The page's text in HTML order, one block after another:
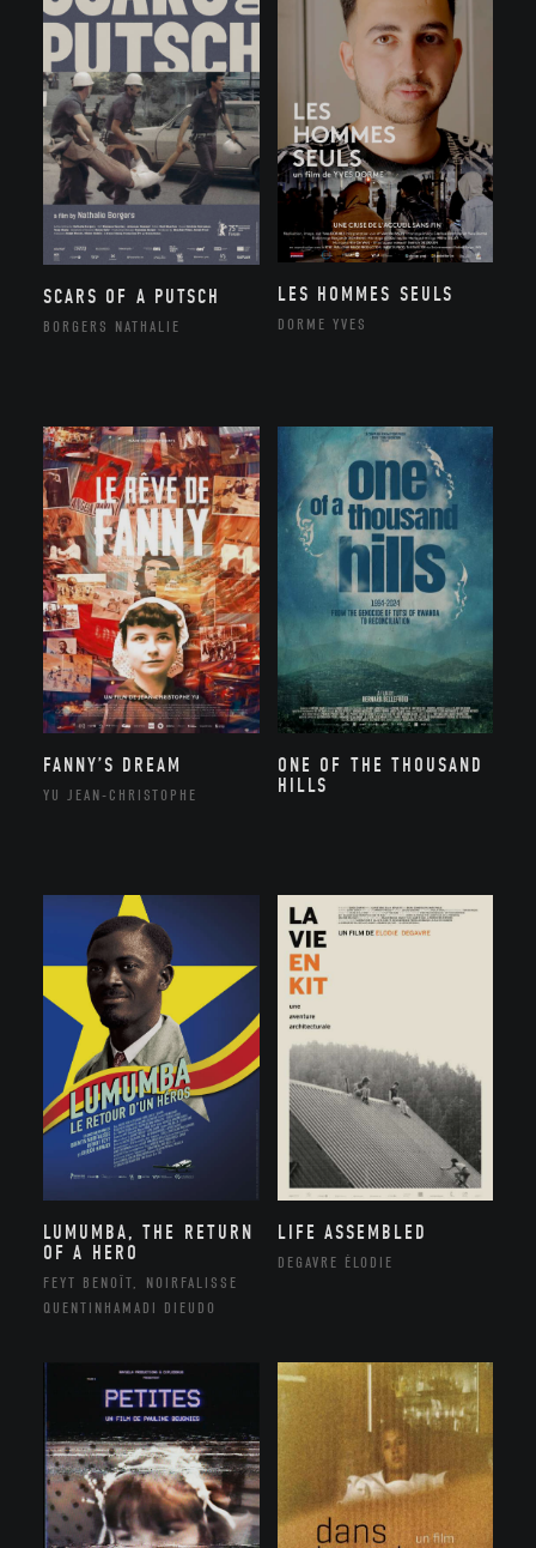
SCARS OF A PUTSCH
BORGERS NATHALIE
LES HOMMES SEULS
DORME YVES
FANNY’S DREAM
YU JEAN-CHRISTOPHE
ONE OF THE THOUSAND
HILLS
LUMUMBA, THE RETURN
OF A HERO
FEYT BENOÎT, NOIRFALISSE
QUENTINHAMADI DIEUDO
LIFE ASSEMBLED
DEGAVRE ÉLODIE